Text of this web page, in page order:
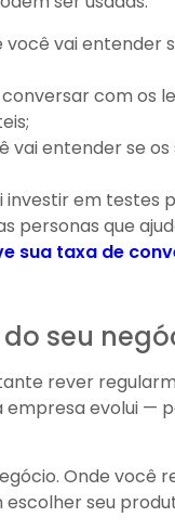
vai entender
com os
vai entender se
investir em
personas que
sua taxa de
seu
rever
evolui —
Onde você
seu